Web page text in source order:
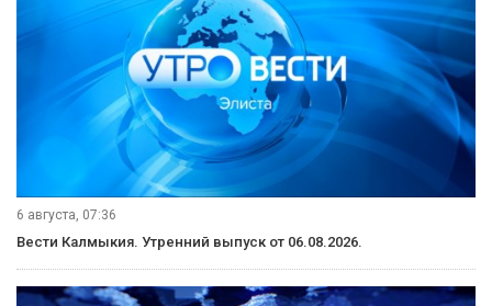
6 августа, 07:36
Вести Калмыкия. Утренний выпуск от 06.08.2026.